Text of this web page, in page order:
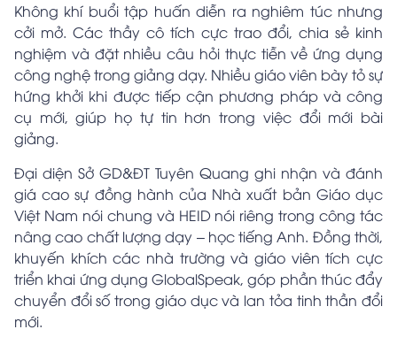
Không khí buổi tập huấn diễn ra nghiêm túc nhưng
cởi mở. Các thầy cô tích cực trao đổi, chia sẻ kinh
nghiệm và đặt nhiều câu hỏi thực tiễn về ứng dụng
công nghệ trong giảng dạy. Nhiều giáo viên bày tỏ sự
hứng khởi khi được tiếp cận phương pháp và công
cụ mới, giúp họ tự tin hơn trong việc đổi mới bài
giảng.
Đại diện Sở GD&ĐT Tuyên Quang ghi nhận và đánh
giá cao sự đồng hành của Nhà xuất bản Giáo dục
Việt Nam nói chung và HEID nói riêng trong công tác
nâng cao chất lượng dạy – học tiếng Anh. Đồng thời,
khuyến khích các nhà trường và giáo viên tích cực
triển khai ứng dụng GlobalSpeak, góp phần thúc đẩy
chuyển đổi số trong giáo dục và lan tỏa tinh thần đổi
mới.